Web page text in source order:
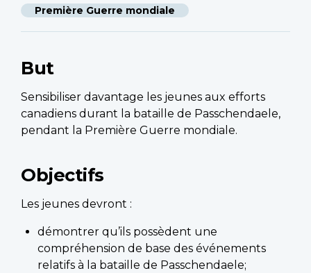
Première Guerre mondiale
But
Sensibiliser davantage les jeunes aux efforts
canadiens durant la bataille de Passchendaele,
pendant la Première Guerre mondiale.
Objectifs
Les jeunes devront :
démontrer qu’ils possèdent une
compréhension de base des événements
relatifs à la bataille de Passchendaele;